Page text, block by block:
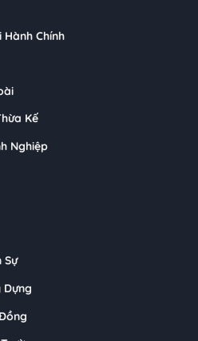
Hành Chính
Kế
Nghiệp
Sự
Dựng